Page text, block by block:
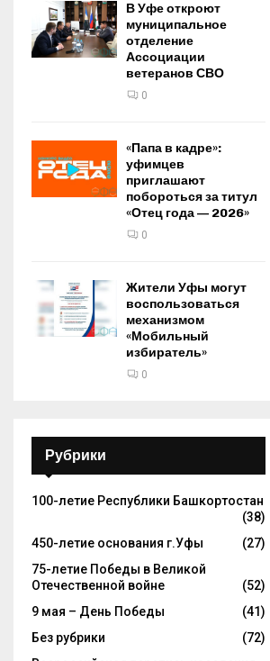
В Уфе откроют
муниципальное
отделение
Ассоциации
ветеранов СВО
0
«Папа в кадре»:
уфимцев
приглашают
побороться за титул
«Отец года — 2026»
0
Жители Уфы могут
воспользоваться
механизмом
«Мобильный
избиратель»
0
Рубрики
100-летие Республики Башкортостан
(38)
450-летие основания г.Уфы
(27)
75-летие Победы в Великой
Отечественной войне
(52)
9 мая – День Победы
(41)
Без рубрики
(72)